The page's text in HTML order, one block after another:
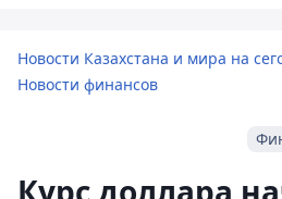
Новости Казахстана и мира на
Новости финансов